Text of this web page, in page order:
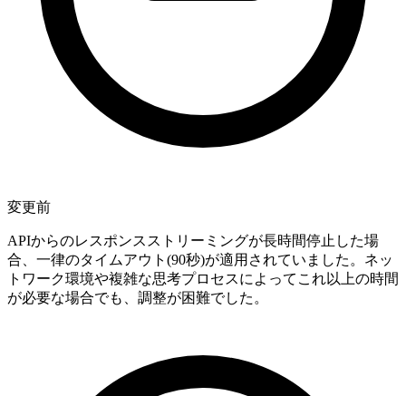
変更前
APIからのレスポンスストリーミングが長時間停止した場
合、一律のタイムアウト(90秒)が適用されていました。ネッ
トワーク環境や複雑な思考プロセスによってこれ以上の時間
が必要な場合でも、調整が困難でした。